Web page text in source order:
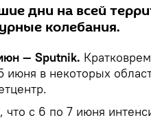
дни на всей
колебания.
— Sputnik.
июня в некоторых
что с 6 по 7 июня